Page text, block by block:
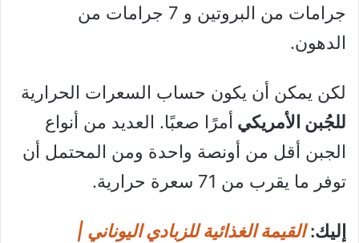
جرامات من البروتين و 7 جرامات من
الدهون.
لكن يمكن أن يكون حساب السعرات الحرارية
للجُبن الأمريكي أمرًا صعبًا. العديد من أنواع
الجبن أقل من أونصة واحدة ومن المحتمل أن
توفر ما يقرب من 71 سعرة حرارية.
إليك: القيمة الغذائية للزبادي اليوناني |